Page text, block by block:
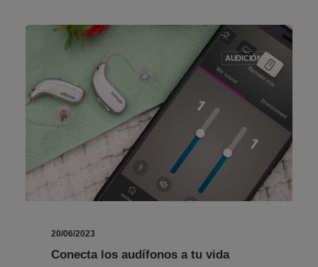
AUDICIÓN
20/06/2023
Conecta los audífonos a tu vida